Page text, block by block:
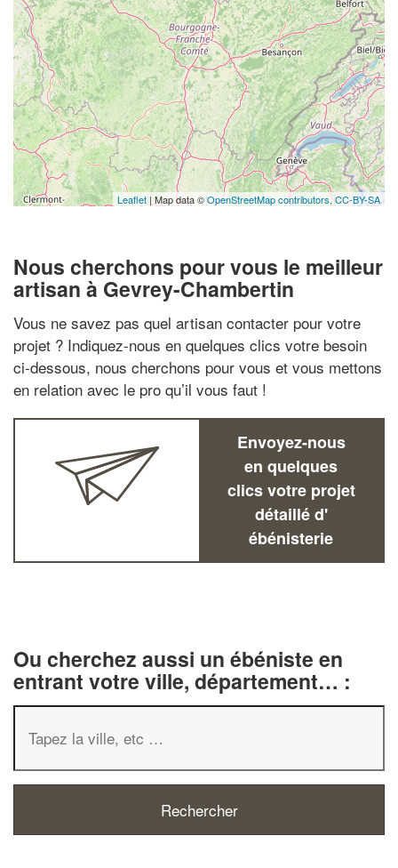
Leaflet | Map data ©OpenStreetMap contributors,CC-BY-SA
Nous cherchons pour vous le meilleur
artisan à Gevrey-Chambertin
Vous ne savez pas quel artisan contacter pour votre
projet ? Indiquez-nous en quelques clics votre besoin
ci-dessous, nous cherchons pour vous et vous mettons
en relation avec le pro qu’il vous faut !
Envoyez-nous
en quelques
clics votre projet
détaillé d'
ébénisterie
Ou cherchez aussi un ébéniste en
entrant votre ville, département… :